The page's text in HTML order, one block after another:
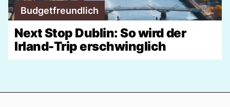
Budgetfreundlich
Next Stop Dublin: So wird der
Irland-Trip erschwinglich